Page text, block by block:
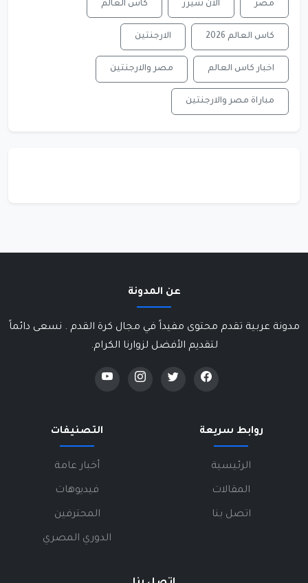
مصر الان شيرر كاس العالم
كاس العالم 2026 الارجنتين
اخبار كاس العالم مصر والارجنتين
مباراة مصر والارجنتين
عن المدونة
مدونة عربية تقدم محتوى مفيداً في مجال كرة القدم . نسعى دائماً
لتقديم الأفضل لزوارنا الكرام.
روابط سريعة
الرئيسية
المقالات
اتصل بنا
التصنيفات
أخبار عامة
فيديوهات
المحترفين
الدوري المصري